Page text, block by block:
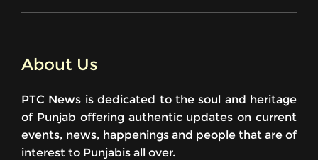
About Us
PTC News is dedicated to the soul and heritage
of Punjab offering authentic updates on current
events, news, happenings and people that are of
interest to Punjabis all over.